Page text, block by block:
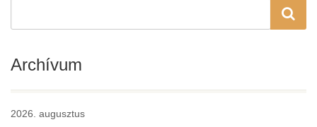
Archívum
2026. augusztus